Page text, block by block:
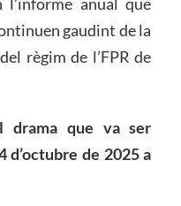
gaudint de la
règim de l’FPR de
drama que va ser
d’octubre de 2025 a